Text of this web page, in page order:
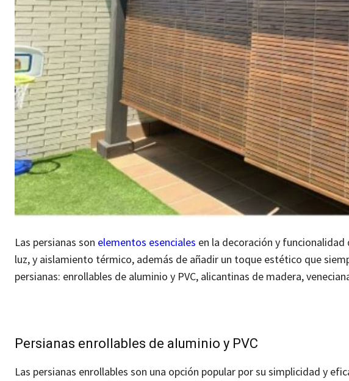
Las persianas son elementos esenciales en la decoración y
luz, y aislamiento térmico, además de añadir un toque estético que
persianas: enrollables de aluminio y PVC, alicantinas de madera,
Persianas enrollables de aluminio y PVC
Las persianas enrollables son una opción popular por su simplicidad y